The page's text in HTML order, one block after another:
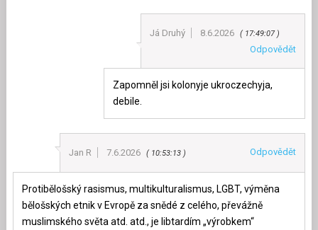
Já Druhý 8.6.2026 17:49:07
Odpovědět
Zapomněl jsi kolonyje ukroczechyja,
debile.
Jan R 7.6.2026 10:53:13 Odpovědět
Protibělošský rasismus, multikulturalismus, LGBT, výměna
bělošských etnik v Evropě za snědé z celého, převážně
muslimského světa atd. atd., je libtardím „výrobkem“